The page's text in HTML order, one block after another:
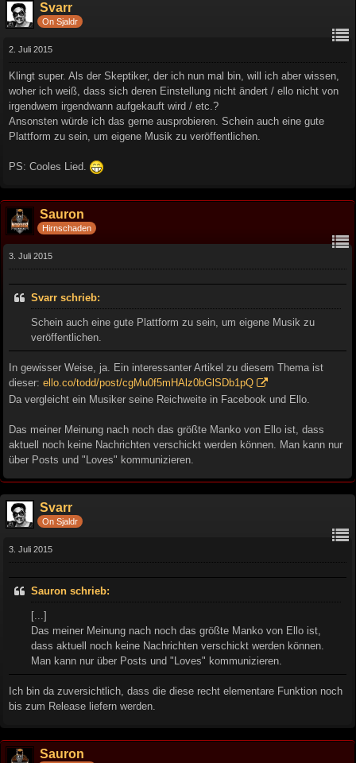
Svarr
On Sjaldr
2. Juli 2015
Klingt super. Als der Skeptiker, der ich nun mal bin, will ich aber wissen,
woher ich weiß, dass sich deren Einstellung nicht ändert / ello nicht von
irgendwem irgendwann aufgekauft wird / etc.?
Ansonsten würde ich das gerne ausprobieren. Schein auch eine gute
Plattform zu sein, um eigene Musik zu veröffentlichen.
PS: Cooles Lied.
Sauron
Hirnschaden
3. Juli 2015
Svarr schrieb:
Schein auch eine gute Plattform zu sein, um eigene Musik zu
veröffentlichen.
In gewisser Weise, ja. Ein interessanter Artikel zu diesem Thema ist
dieser: ello.co/todd/post/cgMu0f5mHAlz0bGlSDb1pQ
Da vergleicht ein Musiker seine Reichweite in Facebook und Ello.
Das meiner Meinung nach noch das größte Manko von Ello ist, dass
aktuell noch keine Nachrichten verschickt werden können. Man kann nur
über Posts und "Loves" kommunizieren.
Svarr
On Sjaldr
3. Juli 2015
Sauron schrieb:
[...]
Das meiner Meinung nach noch das größte Manko von Ello ist,
dass aktuell noch keine Nachrichten verschickt werden können.
Man kann nur über Posts und "Loves" kommunizieren.
Ich bin da zuversichtlich, dass die diese recht elementare Funktion noch
bis zum Release liefern werden.
Sauron